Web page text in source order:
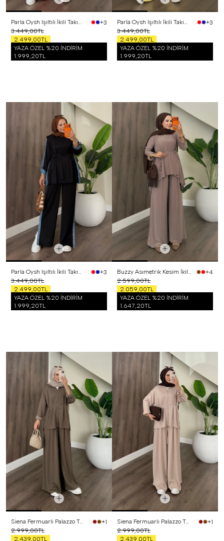
Parla Oysh Işıltılı İkili Takım Kırmızı
+3
3.449,00TL
2.499,00TL
YAZA ÖZEL %20 İNDİRİM
1.999,20TL
Parla Oysh Işıltılı İkili Takım Sarı
+3
3.449,00TL
2.499,00TL
YAZA ÖZEL %20 İNDİRİM
1.999,20TL
Parla Oysh Işıltılı İkili Takım Siyah
+3
3.449,00TL
2.499,00TL
YAZA ÖZEL %20 İNDİRİM
1.999,20TL
Buzzy Asımetrik Kesim İkili Takım Vizon
+4
2.599,00TL
2.059,00TL
YAZA ÖZEL %20 İNDİRİM
1.647,20TL
Siena Fermuarlı Palazzo Takım Haki
+1
2.999,00TL
2.439,00TL
Siena Fermuarlı Palazzo Takım Bej
+1
2.999,00TL
2.439,00TL